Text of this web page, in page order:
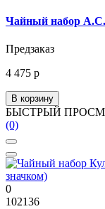
Чайный набор
Предзаказ
4 475 р
В корзину
БЫСТРЫЙ
(0)
0
102136